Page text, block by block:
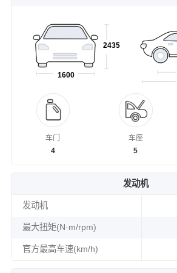
1600
2435
车门
4
车座
5
发动机
发动机
最大扭矩(N·m/rpm)
官方最高车速(km/h)